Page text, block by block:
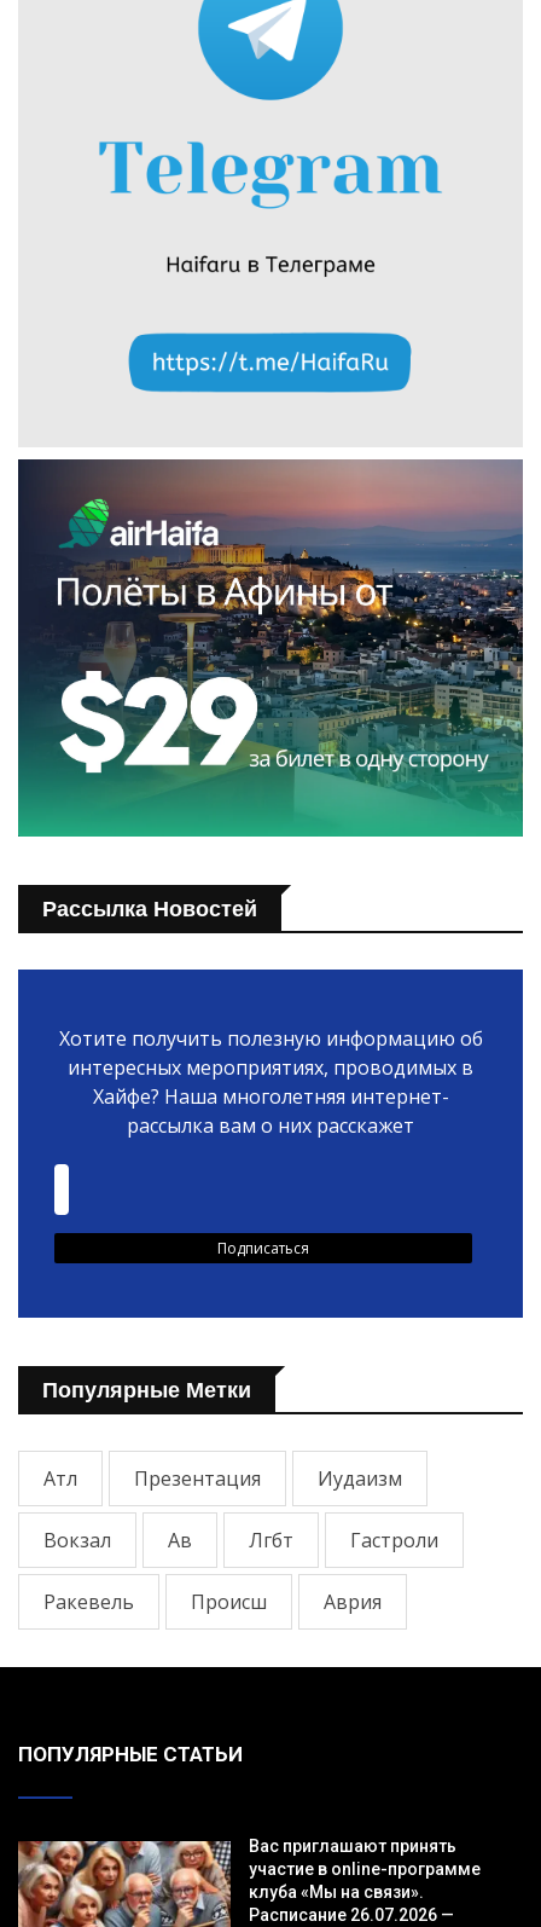
Рассылка Новостей
Хотите получить полезную информацию об
интересных мероприятиях, проводимых в
Хайфе? Наша многолетняя интернет-
рассылка вам о них расскажет
Популярные Метки
Атл Презентация Иудаизм
Вокзал Ав Лгбт Гастроли
Ракевель Происш Аврия
ПОПУЛЯРНЫЕ СТАТЬИ
Вас приглашают принять
участие в online-программе
клуба «Мы на связи».
Расписание 26.07.2026 —